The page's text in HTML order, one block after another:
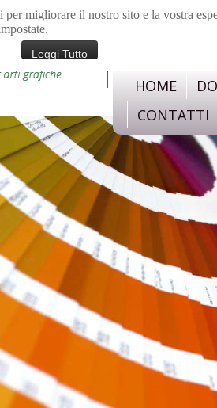
migliorare il nostro sito e la vostra
Leggi Tutto
HOME
CONTATTI